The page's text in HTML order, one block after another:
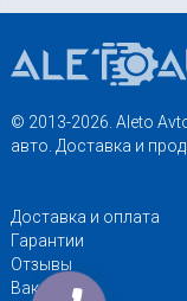
© 2013-2026. Aleto
авто. Доставка и
Доставка и оплата
Гарантии
Отзывы
Вакансии